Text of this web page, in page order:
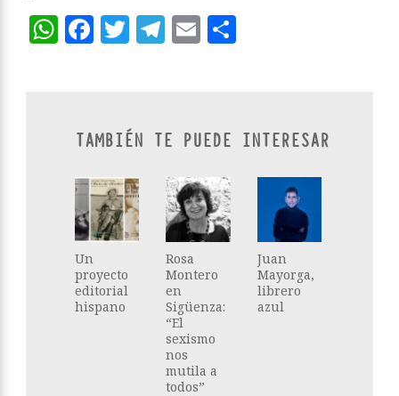
WhatsApp
Facebook
Twitter
Telegram
Email
TAMBIÉN TE PUEDE INTERESAR
Un
proyecto
editorial
hispano
Rosa
Montero
en
Sigüenza:
“El
sexismo
nos
mutila a
todos”
Juan
Mayorga,
librero
azul